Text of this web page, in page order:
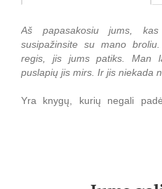
Aš papasakosiu jums,
susipažinsite su mano
regis, jis jums patiks. Man
puslapių jis mirs. Ir jis niekada
Yra knygų, kurių negali
Yra knygų, kurios vien dėl